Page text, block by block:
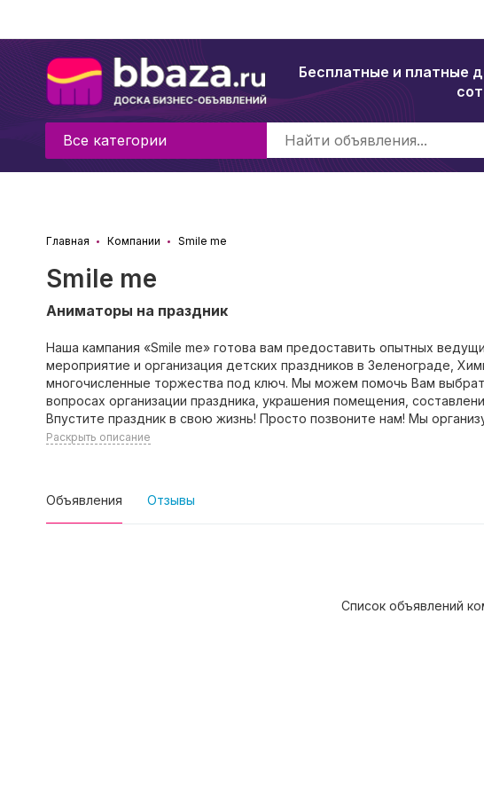
Бесплатные и платные
Все категории
Главная Компании Smile me
Smile me
Аниматоры на праздник
Наша кампания «Smile me» готова вам предоставить опытных
мероприятие и организация детских праздников в Зеленограде,
многочисленные торжества под ключ. Мы можем помочь Вам
вопросах организации праздника, украшения помещения,
Впустите праздник в свою жизнь! Просто позвоните нам! Мы
Раскрыть описание
Объявления Отзывы
Список объявлений